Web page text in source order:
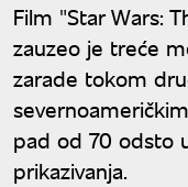
Film "Star Wars:
zauzeo je treće
zarade tokom
pad od 70 odsto
prikazivanja.